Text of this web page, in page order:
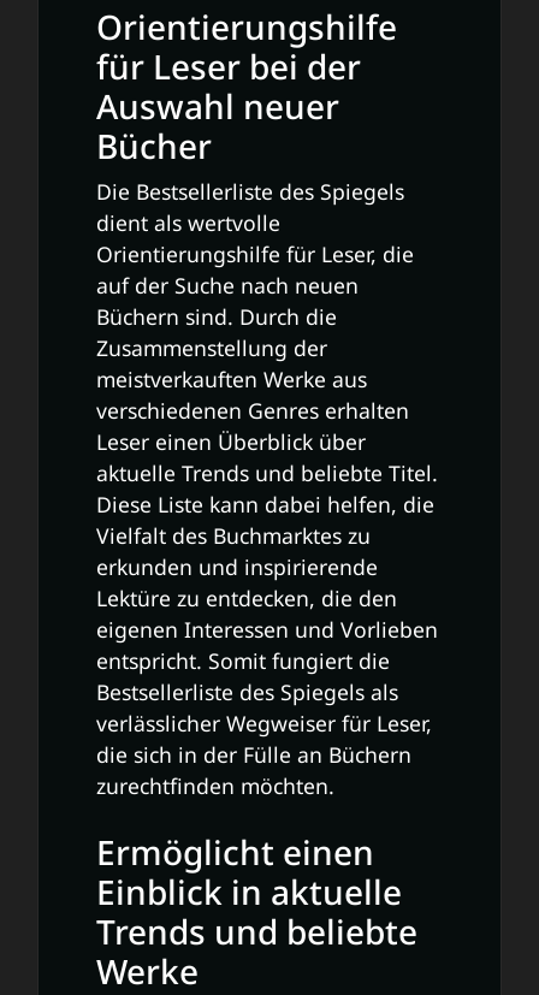
Orientierungshilfe
für Leser bei der
Auswahl neuer
Bücher
Die Bestsellerliste des Spiegels
dient als wertvolle
Orientierungshilfe für Leser, die
auf der Suche nach neuen
Büchern sind. Durch die
Zusammenstellung der
meistverkauften Werke aus
verschiedenen Genres erhalten
Leser einen Überblick über
aktuelle Trends und beliebte Titel.
Diese Liste kann dabei helfen, die
Vielfalt des Buchmarktes zu
erkunden und inspirierende
Lektüre zu entdecken, die den
eigenen Interessen und Vorlieben
entspricht. Somit fungiert die
Bestsellerliste des Spiegels als
verlässlicher Wegweiser für Leser,
die sich in der Fülle an Büchern
zurechtfinden möchten.
Ermöglicht einen
Einblick in aktuelle
Trends und beliebte
Werke